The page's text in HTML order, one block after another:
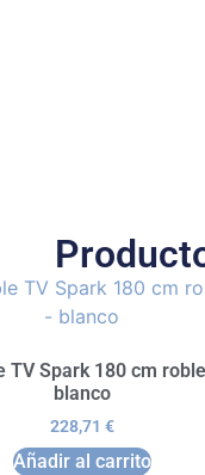
TV Spark 180 cm
blanco
228,71 €
Añadir al carrito